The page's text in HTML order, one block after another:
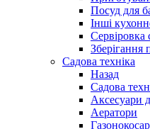
Посуд для
Інші
Сервіровка
Зберігання
Садова техніка
Назад
Садова
Аксесуари
Аератори